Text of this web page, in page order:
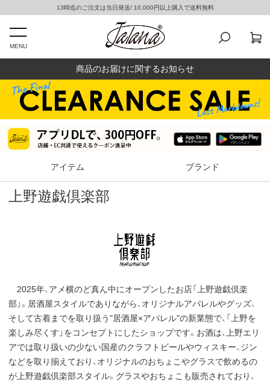
13時迄のご注文は当日発送/ 10,000円以上購入で送料無料
MENU
商品のお届けに関するお知らせ
アイテム ブランド
上野遊戯倶楽部
2025年、アメ横のど真ん中にオープンしたお店「上野遊戯倶楽
部」。居酒屋スタイルでありながら、オリジナルアパレルやグッズ、
そして古着までを取り扱う"居酒屋×アパレル"の新業態で、「上野を
楽しみ尽くす」をコンセプトにしたショップです。お酒は、上野エリ
アでは取り扱いの少ない国産のクラフトビールやウィスキー、ジン
などを取り揃えており、オリジナルのおちょこやグラスで飲めるの
が上野遊戯倶楽部スタイル。グラスやおちょこも販売されており、